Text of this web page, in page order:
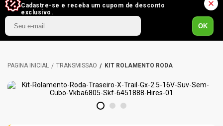
Cadastre-se e receba um cupom de desconto
exclusivo.
OK
TRANSMISSÃO KIT ROLAMENTO RODA
1 2 3